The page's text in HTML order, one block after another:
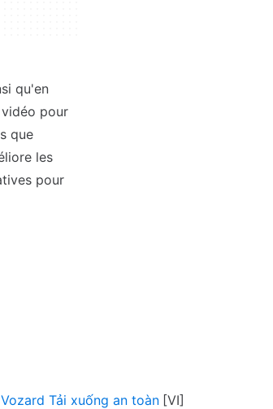
qu'en
pour
que
les
pour
Vozard Tải xuống an toàn